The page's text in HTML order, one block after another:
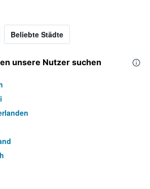
Beliebte Städte
unsere Nutzer suchen